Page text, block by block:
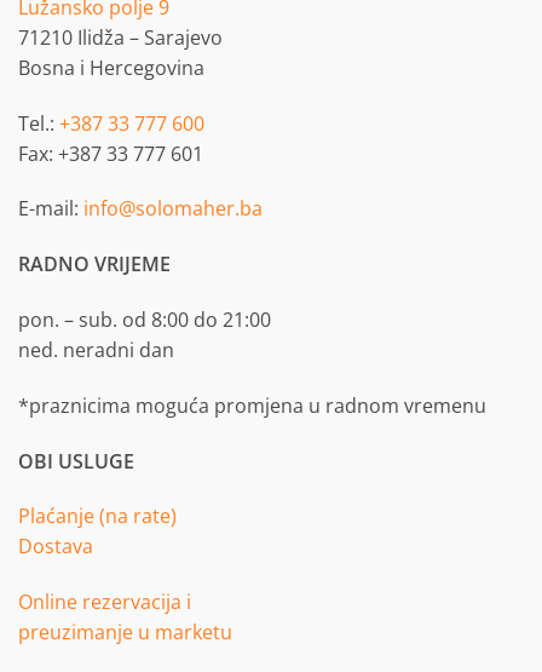
Lužansko polje 9
71210 Ilidža – Sarajevo
Bosna i Hercegovina
Tel.: +387 33 777 600
Fax: +387 33 777 601
E-mail: info@solomaher.ba
RADNO VRIJEME
pon. – sub. od 8:00 do 21:00
ned. neradni dan
*praznicima moguća promjena u radnom vremenu
OBI USLUGE
Plaćanje (na rate)
Dostava
Online rezervacija i
preuzimanje u marketu